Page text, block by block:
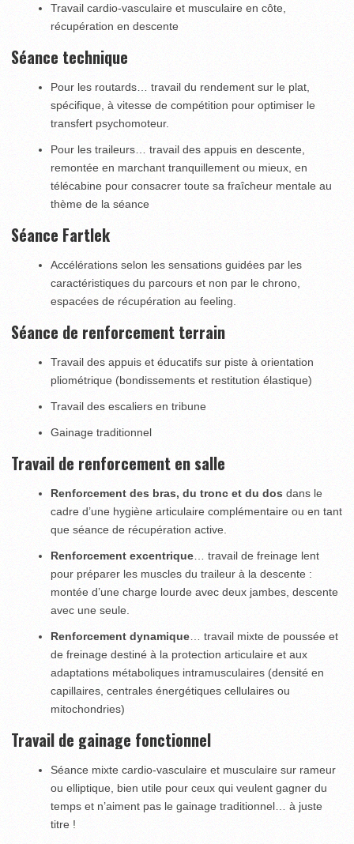
Travail cardio-vasculaire et musculaire en côte,
récupération en descente
Séance technique
Pour les routards… travail du rendement sur le plat,
spécifique, à vitesse de compétition pour optimiser le
transfert psychomoteur.
Pour les traileurs… travail des appuis en descente,
remontée en marchant tranquillement ou mieux, en
télécabine pour consacrer toute sa fraîcheur mentale au
thème de la séance
Séance Fartlek
Accélérations selon les sensations guidées par les
caractéristiques du parcours et non par le chrono,
espacées de récupération au feeling.
Séance de renforcement terrain
Travail des appuis et éducatifs sur piste à orientation
pliométrique (bondissements et restitution élastique)
Travail des escaliers en tribune
Gainage traditionnel
Travail de renforcement en salle
Renforcement des bras, du tronc et du dos dans le
cadre d’une hygiène articulaire complémentaire ou en tant
que séance de récupération active.
Renforcement excentrique … travail de freinage lent
pour préparer les muscles du traileur à la descente :
montée d’une charge lourde avec deux jambes, descente
avec une seule.
Renforcement dynamique … travail mixte de poussée et
de freinage destiné à la protection articulaire et aux
adaptations métaboliques intramusculaires (densité en
capillaires, centrales énergétiques cellulaires ou
mitochondries)
Travail de gainage fonctionnel
Séance mixte cardio-vasculaire et musculaire sur rameur
ou elliptique, bien utile pour ceux qui veulent gagner du
temps et n’aiment pas le gainage traditionnel… à juste
titre !